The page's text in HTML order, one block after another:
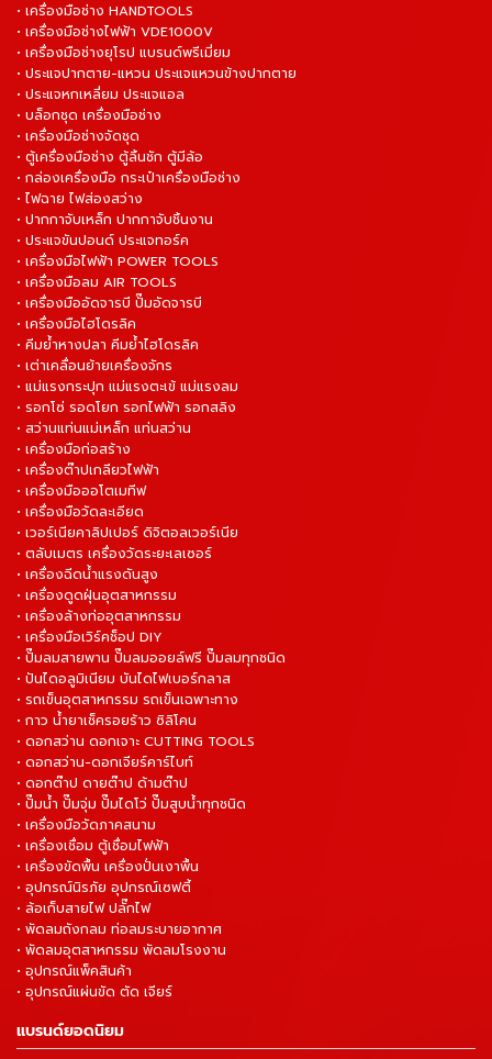
• เครื่องมือช่าง HANDTOOLS
• เครื่องมือช่างไฟฟ้า VDE1000V
• เครื่องมือช่างยุโรป แบรนด์พรีเมี่ยม
• ประแจปากตาย-แหวน ประแจแหวนข้างปากตาย
• ประแจหกเหลี่ยม ประแจแอล
• บล็อกชุด เครื่องมือช่าง
• เครื่องมือช่างจัดชุด
• ตู้เครื่องมือช่าง ตู้ลิ้นชัก ตู้มีล้อ
• กล่องเครื่องมือ กระเป๋าเครื่องมือช่าง
• ไฟฉาย ไฟส่องสว่าง
• ปากกาจับเหล็ก ปากกาจับชิ้นงาน
• ประแจขันปอนด์ ประแจทอร์ค
• เครื่องมือไฟฟ้า POWER TOOLS
• เครื่องมือลม AIR TOOLS
• เครื่องมืออัดจารบี ปั๊มอัดจารบี
• เครื่องมือไฮโดรลิค
• คีมย้ำหางปลา คีมย้ำไฮโดรลิค
• เต่าเคลื่อนย้ายเครื่องจักร
• แม่แรงกระปุก แม่แรงตะเข้ แม่แรงลม
• รอกโซ่ รอดโยก รอกไฟฟ้า รอกสลิง
• สว่านแท่นแม่เหล็ก แท่นสว่าน
• เครื่องมือก่อสร้าง
• เครื่องต๊าปเกลียวไฟฟ้า
• เครื่องมือออโตเมทีฟ
• เครื่องมือวัดละเอียด
• เวอร์เนียคาลิปเปอร์ ดิจิตอลเวอร์เนีย
• ตลับเมตร เครื่องวัดระยะเลเซอร์
• เครื่องฉีดน้ำแรงดันสูง
• เครื่องดูดฝุ่นอุตสาหกรรม
• เครื่องล้างท่ออุตสาหกรรม
• เครื่องมือเวิร์คช็อป DIY
• ปั๊มลมสายพาน ปั๊มลมออยล์ฟรี ปั๊มลมทุกชนิด
• ปันไดอลูมิเนียม บันไดไฟเบอร์กลาส
• รถเข็นอุตสาหกรรม รถเข็นเฉพาะทาง
• กาว น้ำยาเช็ครอยร้าว ซิลิโคน
• ดอกสว่าน ดอกเจาะ CUTTING TOOLS
• ดอกสว่าน-ดอกเจียร์คาร์ไบท์
• ดอกต๊าป ดายต๊าป ด้ามต๊าป
• ปั๊มน้ำ ปั๊มจุ่ม ปั๊มไดโว่ ปั๊มสูบน้ำทุกชนิด
• เครื่องมือวัดภาคสนาม
• เครื่องเชื่อม ตู้เชื่อมไฟฟ้า
• เครื่องขัดพื้น เครื่องปั่นเงาพื้น
• อุปกรณ์นิรภัย อุปกรณ์เซฟตี้
• ล้อเก็บสายไฟ ปลั๊กไฟ
• พัดลมถังกลม ท่อลมระบายอากาศ
• พัดลมอุตสาหกรรม พัดลมโรงงาน
• อุปกรณ์แพ็คสินค้า
• อุปกรณ์แผ่นขัด ตัด เจียร์
แบรนด์ยอดนิยม